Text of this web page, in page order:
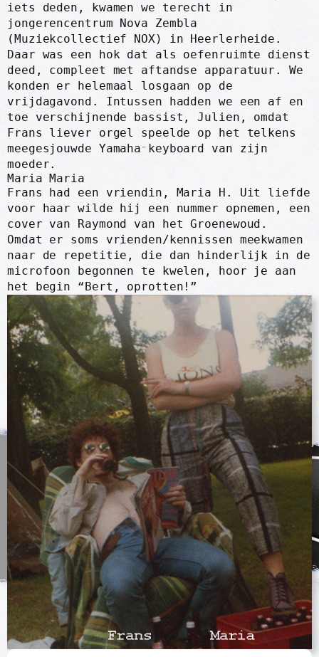
y
iets deden, kwamen we terecht in
jongerencentrum Nova Zembla
(Muziekcollectief NOX) in Heerlerheide.
Daar was een hok dat als oefenruimte dienst
deed, compleet met aftandse apparatuur. We
konden er helemaal losgaan op de
vrijdagavond. Intussen hadden we een af en
toe verschijnende bassist, Julien, omdat
Frans liever orgel speelde op het telkens
meegesjouwde Yamaha keyboard van zijn
moeder.
Maria Maria
Frans had een vriendin, Maria H. Uit liefde
voor haar wilde hij een nummer opnemen, een
cover van Raymond van het Groenewoud.
Omdat er soms vrienden/kennissen meekwamen
naar de repetitie, die dan hinderlijk in de
microfoon begonnen te kwelen, hoor je aan
het begin “Bert, oprotten!”